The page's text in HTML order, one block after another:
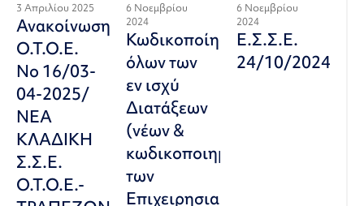
3 Απριλίου 2025
Ανακοίνωση
Ο.Τ.Ο.Ε.
Νο 16/03-
04-2025/
ΝΕΑ
ΚΛΑΔΙΚΗ
Σ.Σ.Ε.
Ο.Τ.Ο.Ε.-
6 Νοεμβρίου
2024
Κωδικοποίηση
όλων των
εν ισχύ
Διατάξεων
(νέων &
κωδικοποιημένων)
των
Επιχειρησιακών
6 Νοεμβρίου
2024
Ε.Σ.Σ.Ε.
24/10/2024